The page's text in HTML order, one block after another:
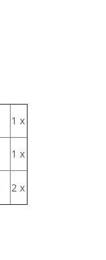
1 x
1 x
2 x